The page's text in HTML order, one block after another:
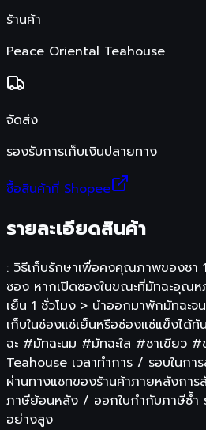
ร้านค้า
Peace Oriental Teahouse
จัดส่ง
รองรับการเก็บเงินปลายทาง
ซื้อสินค้าที่ Shopee
รายละเอียดสินค้า
: วิธีเก็บรักษาเพื่อคงคุณภาพของชา
ซอง หากเปิดซองในขณะที่มัทฉะอุณห
เย็น 1 ชั่วโมง > นำออกมาพักมัทฉะ
เก็บในช่องแช่เย็นหรือช่องแช่แข็ง
ฉะ #มัทฉะนม #มัทฉะใส #ชาเขียว #
Teahouse เวลาทำการ / รอบในก
ผ่านทางแชทของร้านค้าภายหลังกา
ภาษีย้อนหลัง / ออกใบกำกับภาษีซ้ำ
อย่างสูง